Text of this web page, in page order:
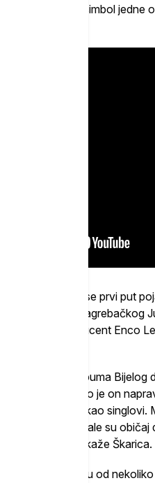
orgazam i Idoli, simbol
na poziciji koja se prvi put
Rok redakcije
prijatelj i producent Enco
snimanja albuma
to što je on
da se objave kao
kuće u svetu imale su
snimcima", kaže Škarica.
napravi kompilaciju od